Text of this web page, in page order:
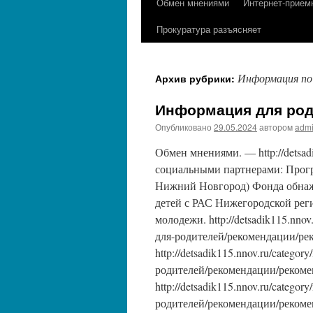
Прокуратура разъясняет
Архив рубрики: Информация
Информация для
Опубликовано 29.05.2024автором
Обмен мнениями. — http://
социальными партнерами:
Нижний Новгород) Фонда
детей с РАС Нижегородской
молодежи. http://
для-родителей/рекомендации/
http://detsadik115.nnov.ru/
родителей/рекомендации/
http://detsadik115.nnov.ru/
родителей/рекомендации/